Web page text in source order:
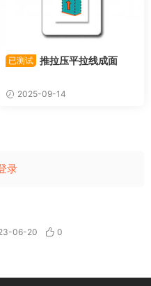
已测试 推拉压平拉线成面
2025-09-14
录
06-20 0